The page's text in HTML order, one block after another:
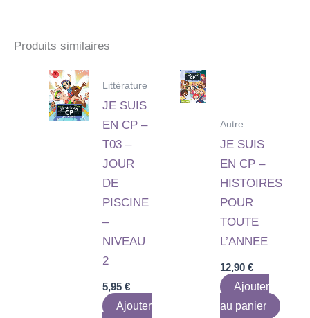
Produits similaires
Littérature
JE SUIS
EN CP –
T03 –
JOUR
DE
PISCINE
–
NIVEAU
2
5,95€
Ajouter
Autre
JE SUIS
EN CP –
HISTOIRES
POUR
TOUTE
L’ANNEE
12,90 €
Ajouter
au panier